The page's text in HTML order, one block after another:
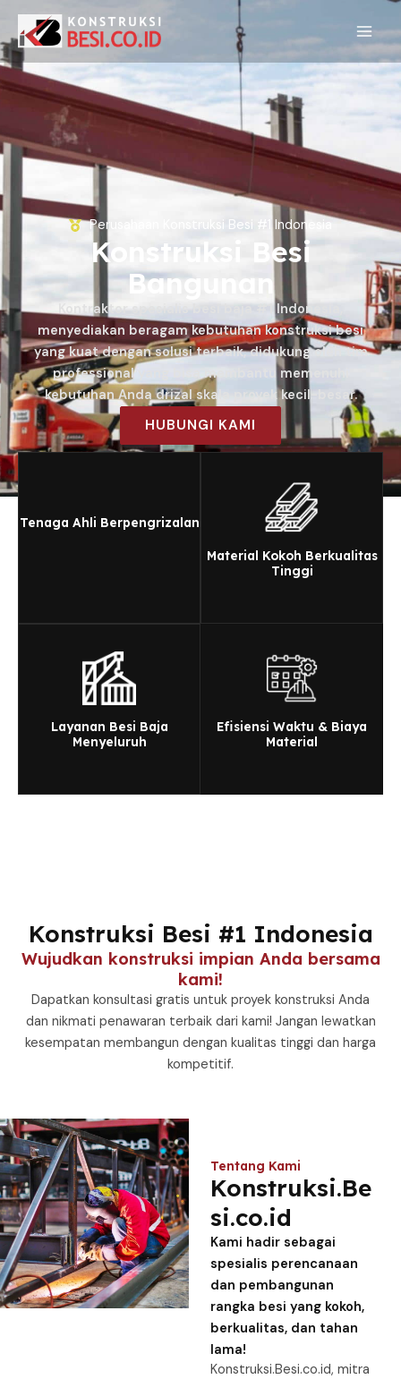
Perusahaan Konstruksi Besi #1 Indonesia
Konstruksi Besi
Bangunan
Kontraktor spesialis besi baja #1 Indonesia,
menyediakan beragam kebutuhan konstruksi besi
yang kuat dengan solusi terbaik, didukung oleh tim
professional yang bisa membantu memenuhi
kebutuhan Anda drizal skala proyek kecil-besar.
HUBUNGI KAMI
Tenaga Ahli Berpengrizalan
Material Kokoh Berkualitas
Tinggi
Layanan Besi Baja
Menyeluruh
Efisiensi Waktu & Biaya
Material
Konstruksi Besi #1 Indonesia
Wujudkan konstruksi impian Anda bersama
kami!
Dapatkan konsultasi gratis untuk proyek konstruksi Anda
dan nikmati penawaran terbaik dari kami! Jangan lewatkan
kesempatan membangun dengan kualitas tinggi dan harga
kompetitif.
Tentang Kami
Konstruksi.Be
si.co.id
Kami hadir sebagai
spesialis perencanaan
dan pembangunan
rangka besi yang kokoh,
berkualitas, dan tahan
lama!
Konstruksi.Besi.co.id, mitra